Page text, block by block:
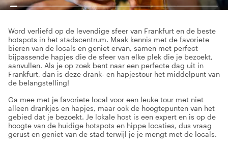
Word verliefd op de levendige sfeer van Frankfurt en de beste
hotspots in het stadscentrum. Maak kennis met de favoriete
bieren van de locals en geniet ervan, samen met perfect
bijpassende hapjes die de sfeer van elke plek die je bezoekt,
aanvullen. Als je op zoek bent naar een perfecte dag uit in
Frankfurt, dan is deze drank- en hapjestour het middelpunt van
de belangstelling!
Ga mee met je favoriete local voor een leuke tour met niet
alleen drankjes en hapjes, maar ook de hoogtepunten van het
gebied dat je bezoekt. Je lokale host is een expert en is op de
hoogte van de huidige hotspots en hippe locaties, dus vraag
gerust en geniet van de stad terwijl je je mengt met de locals.